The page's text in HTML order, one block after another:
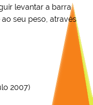
levantar a barra
seu peso, através
2007)